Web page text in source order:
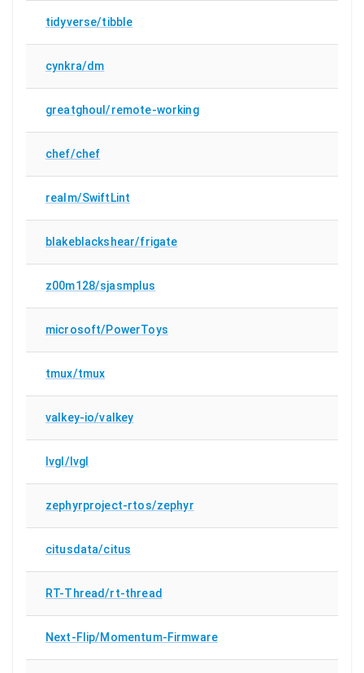
tidyverse/tibble
cynkra/dm
greatghoul/remote-working
chef/chef
realm/SwiftLint
blakeblackshear/frigate
z00m128/sjasmplus
microsoft/PowerToys
tmux/tmux
valkey-io/valkey
lvgl/lvgl
zephyrproject-rtos/zephyr
citusdata/citus
RT-Thread/rt-thread
Next-Flip/Momentum-Firmware